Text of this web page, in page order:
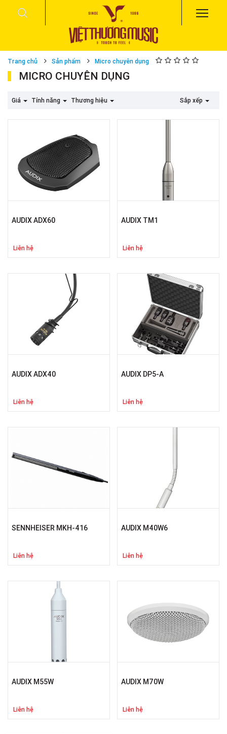
Trang chủ Sản phẩm Micro chuyên dụng
MICRO CHUYÊN DỤNG
Giá Tính năng Thương hiệu Sắp xếp
AUDIX ADX60
Liên hệ
AUDIX TM1
Liên hệ
AUDIX ADX40
Liên hệ
AUDIX DP5-A
Liên hệ
SENNHEISER MKH-416
Liên hệ
AUDIX M40W6
Liên hệ
AUDIX M55W
Liên hệ
AUDIX M70W
Liên hệ